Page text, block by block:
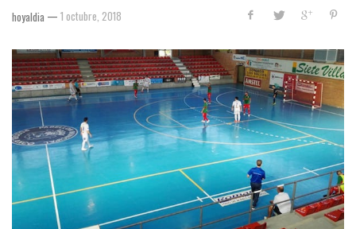
hoyaldia — 1 octubre, 2018